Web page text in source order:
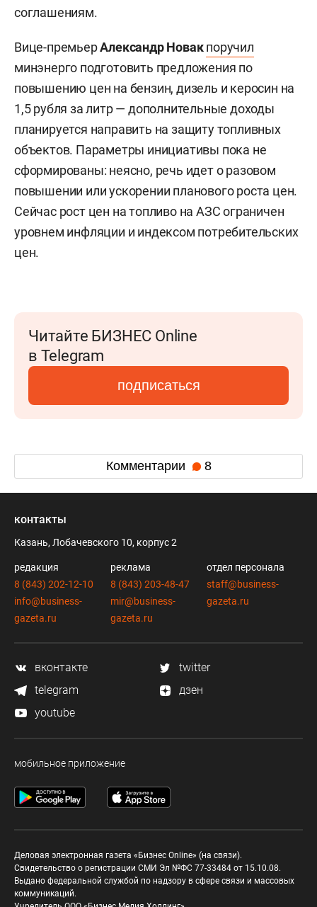
соглашениям.
Вице-премьерАлександр Новак поручил
минэнерго подготовить предложения по
повышению цен на бензин, дизель и керосин на
1,5 рубля за литр — дополнительные доходы
планируется направить на защиту топливных
объектов. Параметры инициативы пока не
сформированы: неясно, речь идет о разовом
повышении или ускорении планового роста цен.
Сейчас рост цен на топливо на АЗС ограничен
уровнем инфляции и индексом потребительских
цен.
Читайте БИЗНЕС Online
в Telegram
подписаться
Комментарии 8
контакты
Казань, Лобачевского 10, корпус 2
редакция
8 (843) 202-12-10
info@business-
gazeta.ru
реклама
8 (843) 203-48-47
mir@business-
gazeta.ru
отдел персонала
staff@business-
gazeta.ru
вконтакте
twitter
telegram
дзен
youtube
мобильное приложение
Деловая электронная газета «Бизнес Online» (на связи).
Свидетельство о регистрации СМИ Эл №ФС 77-33484 от 15.10.08.
Выдано федеральной службой по надзору в сфере связи и массовых
коммуникаций.